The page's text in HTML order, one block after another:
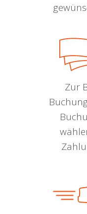
Zur